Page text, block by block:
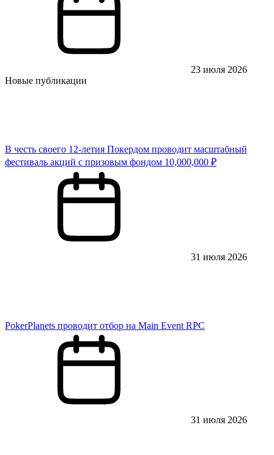
23 июля 2026
Новые публикации
В честь своего 12-летия Покердом проводит масштабный
фестиваль акций с призовым фондом 10,000,000 ₽
31 июля 2026
PokerPlanets проводит отбор на Main Event RPC
31 июля 2026